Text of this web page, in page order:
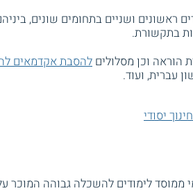
ראשונים ושניים בתחומים שונים,
בתקשורת.
הוראה וכן מסלוליםלהסבת אקדמאים
עברית, ועוד.
יסודי
לימודים להשכלה גבוהה המוכר